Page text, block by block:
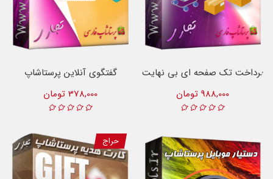
پرداخت تک صفحه ای بی نهایت
988,000 تومان
گفتگوی آنلاین پرستاشاپ
378,000 تومان
حراج